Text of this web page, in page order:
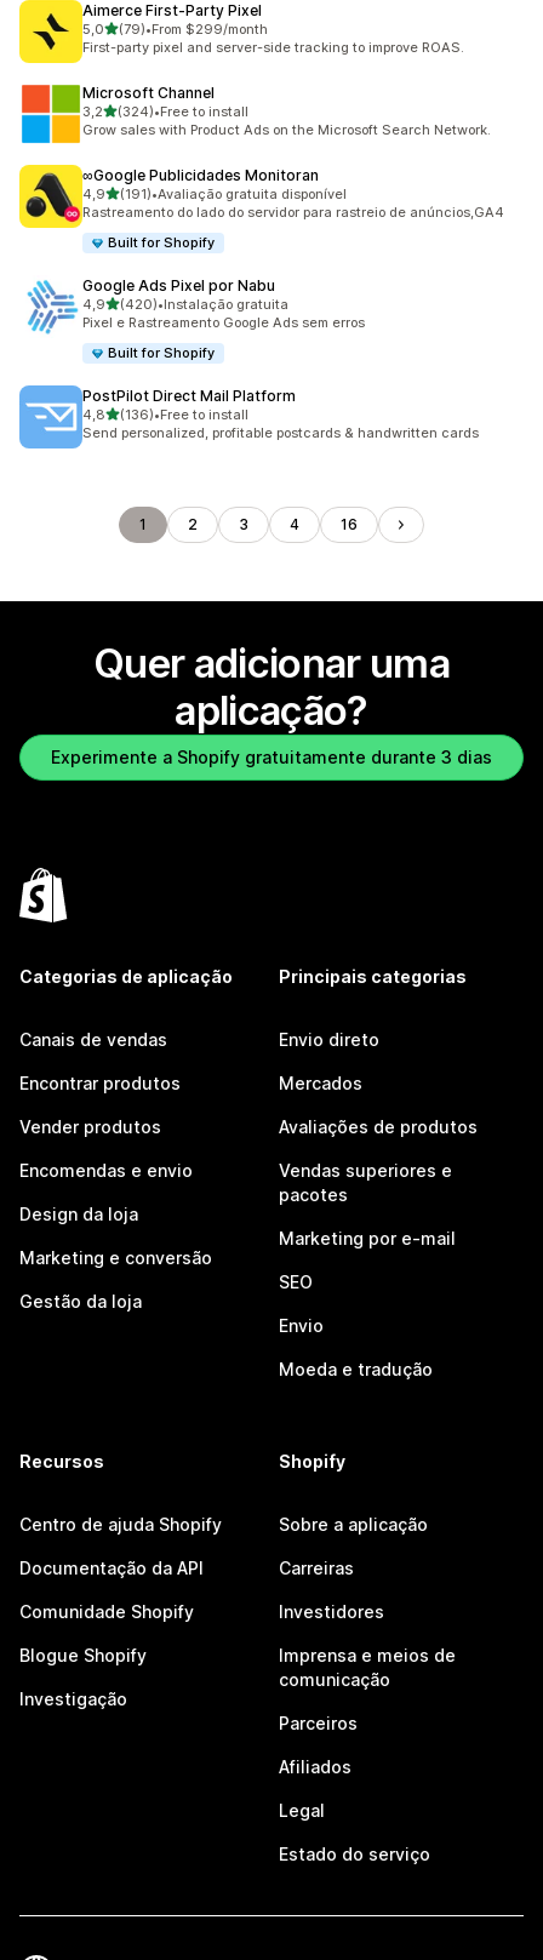
Aimerce First‑Party Pixel
5,0de 5 estrelas
(79)
79 total de avaliações
•From $299/month
First-party pixel and server-side tracking to improve ROAS.
Microsoft Channel
3,2de 5 estrelas
(324)
324 total de avaliações
•Free to install
Grow sales with Product Ads on the Microsoft Search Network.
∞Google Publicidades Monitoran
4,9de 5 estrelas
(191)
191 total de avaliações
•Avaliação gratuita disponível
Rastreamento do lado do servidor para rastreio de anúncios,GA4
Built for Shopify
Google Ads Pixel por Nabu
4,9de 5 estrelas
(420)
420 total de avaliações
•Instalação gratuita
Pixel e Rastreamento Google Ads sem erros
Built for Shopify
PostPilot Direct Mail Platform
4,8de 5 estrelas
(136)
136 total de avaliações
•Free to install
Send personalized, profitable postcards & handwritten cards
1 2 3 4 16
Quer adicionar uma
aplicação?
Experimente a Shopify gratuitamente durante 3 dias
Categorias de aplicação
Canais de vendas
Encontrar produtos
Vender produtos
Encomendas e envio
Design da loja
Marketing e conversão
Gestão da loja
Principais categorias
Envio direto
Mercados
Avaliações de produtos
Vendas superiores e
pacotes
Marketing por e-mail
SEO
Envio
Moeda e tradução
Recursos
Centro de ajuda Shopify
Documentação da API
Comunidade Shopify
Blogue Shopify
Investigação
Shopify
Sobre a aplicação
Carreiras
Investidores
Imprensa e meios de
comunicação
Parceiros
Afiliados
Legal
Estado do serviço